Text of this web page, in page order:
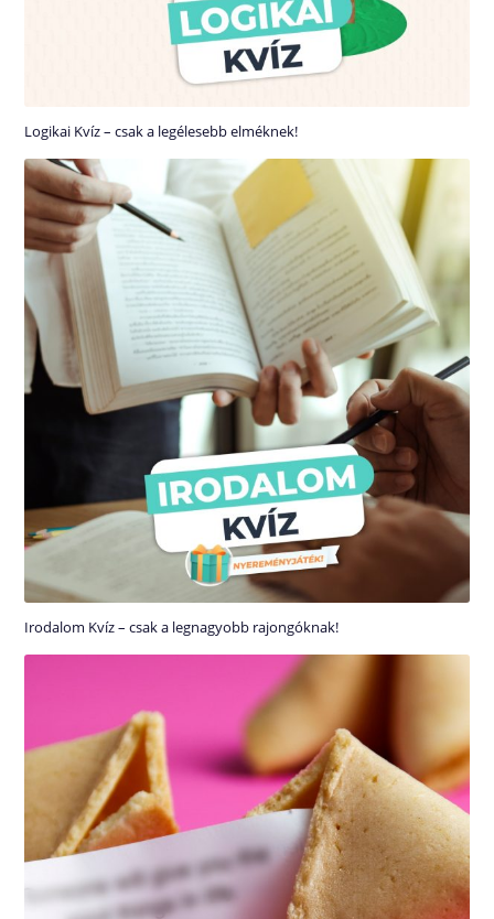
Logikai Kvíz – csak a legélesebb elméknek!
Irodalom Kvíz – csak a legnagyobb rajongóknak!